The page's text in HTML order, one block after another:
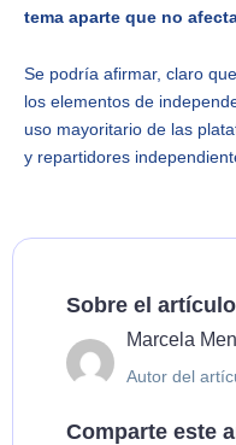
tema aparte que no
Se podría afirmar, claro
los elementos de
uso mayoritario de las
y repartidores
Sobre el artículo
Marcela
Autor del
Comparte este